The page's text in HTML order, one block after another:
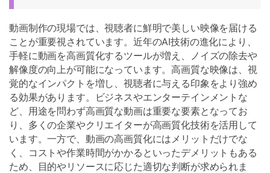
動画制作の現場では、視聴者に鮮明で美しい映像を届ける
ことが重要視されています。近年のAI技術の進化により、
手軽に動画を高画質化するツールが増え、ノイズの除去や
解像度の向上が可能になっています。高画質な映像は、視
覚的なインパクトを増し、視聴者に与える印象をより強め
る効果があります。ビジネスやエンターテインメントな
ど、用途を問わず高画質な動画は重要な要素となってお
り、多くの企業やクリエイターが高画質化技術を活用して
います。一方で、動画の高画質化にはメリットだけでな
く、コストや作業時間がかかるといったデメリットもある
ため、目的やリソースに応じた適切な判断が求められま